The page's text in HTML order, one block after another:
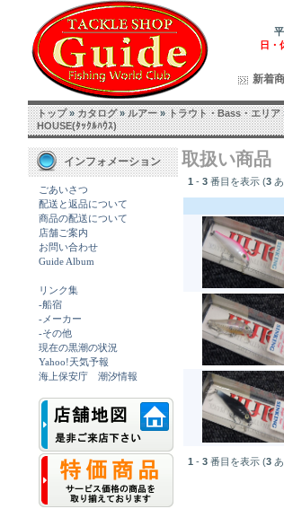
日・
新着
トップ»カタログ»ルアー»トラウト・Bass・エリア
HOUSE(ﾀｯｸﾙﾊｳｽ)
インフォメーション
ごあいさつ
配送と返品について
商品の配送について
店舗ご案内
お問い合わせ
Guide Album
リンク集
-船宿
-メーカー
-その他
現在の黒潮の状況
Yahoo!天気予報
海上保安庁 潮汐情報
取扱い商品
1 - 3 番目を表示 (3
1 - 3 番目を表示 (3